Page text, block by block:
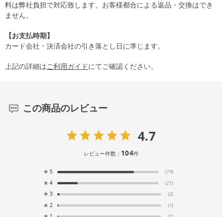
料は弊社負担で対応致します。お客様都合による返品・交換はでき
ません。
【お支払時期】
カード会社・決済会社の引き落とし日に準じます。
上記の詳細はご利用ガイドにてご確認ください。
この商品のレビュー
4.7
レビュー件数： 104件
★ 5 (79)
★ 4 (21)
★ 3 (2)
★ 2 (1)